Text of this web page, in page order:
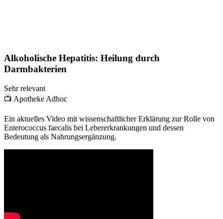
Alkoholische Hepatitis: Heilung durch
Darmbakterien
Sehr relevant
📺 Apotheke Adhoc
Ein aktuelles Video mit wissenschaftlicher Erklärung zur Rolle von
Enterococcus faecalis bei Lebererkrankungen und dessen
Bedeutung als Nahrungsergänzung.